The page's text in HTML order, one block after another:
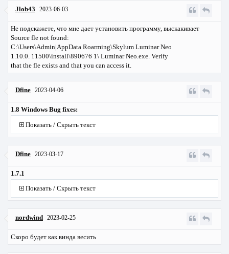
Jlob43 2023-06-03
Не подскажете, что мне дает установить программу, выскакивает
Source fle not found:
C:\Users\Admin|AppData Roarming\Skylum Luminar Neo
1.10.0. 11500\install\890676 1\ Luminar Neo.exe. Verify
that the fle exists and that you can access it.
Dfine 2023-04-06
1.8 Windows Bug fixes:
Показать / Скрыть текст
Dfine 2023-03-17
1.7.1
Показать / Скрыть текст
nordwind 2023-02-25
Скоро будет как винда весить